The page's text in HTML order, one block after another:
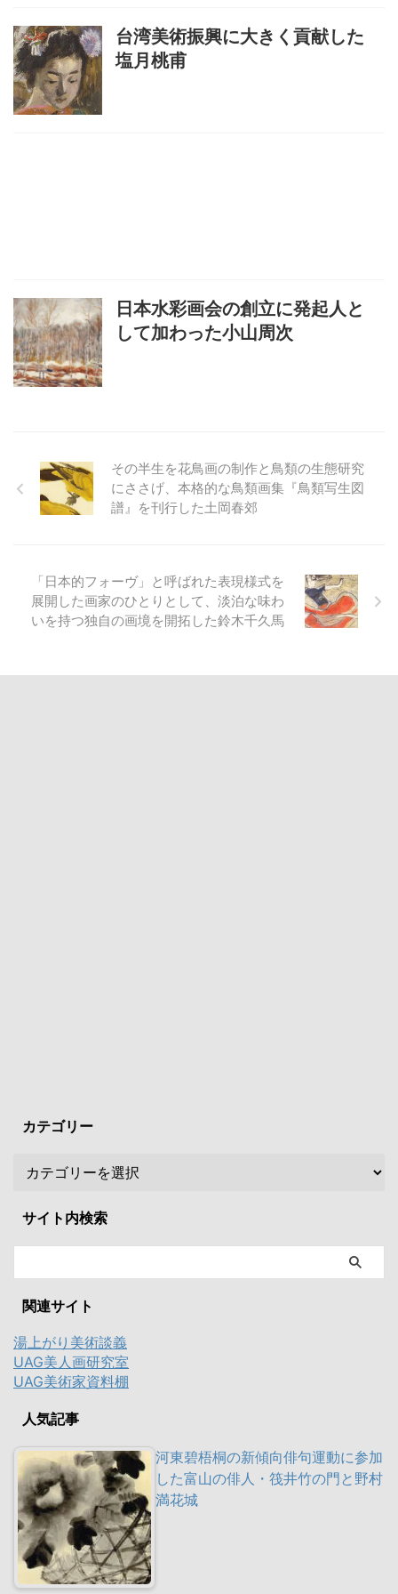
台湾美術振興に大きく貢献した
塩月桃甫
日本水彩画会の創立に発起人と
して加わった小山周次
その半生を花鳥画の制作と鳥類の生態研究
にささげ、本格的な鳥類画集『鳥類写生図
譜』を刊行した土岡春郊
「日本的フォーヴ」と呼ばれた表現様式を
展開した画家のひとりとして、淡泊な味わ
いを持つ独自の画境を開拓した鈴木千久馬
カテゴリー
サイト内検索
関連サイト
湯上がり美術談義
UAG美人画研究室
UAG美術家資料棚
人気記事
河東碧梧桐の新傾向俳句運動に参加
した富山の俳人・筏井竹の門と野村
満花城